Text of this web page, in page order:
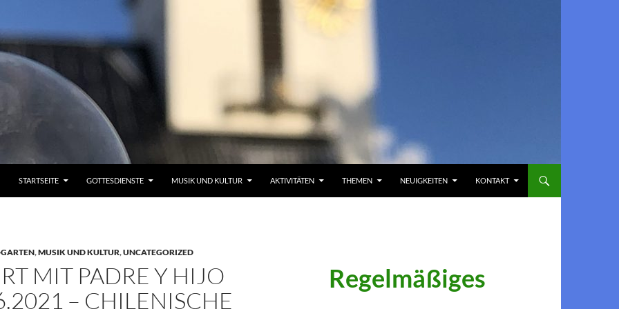
STARTSEITE GOTTESDIENSTE MUSIK UND KULTUR AKTIVITÄTEN THEMEN NEUIGKEITEN KONTAKT
,MUSIK UND KULTUR,UNCATEGORIZED
MIT PADRE Y HIJO
– CHILENISCHE
Regelmäßiges